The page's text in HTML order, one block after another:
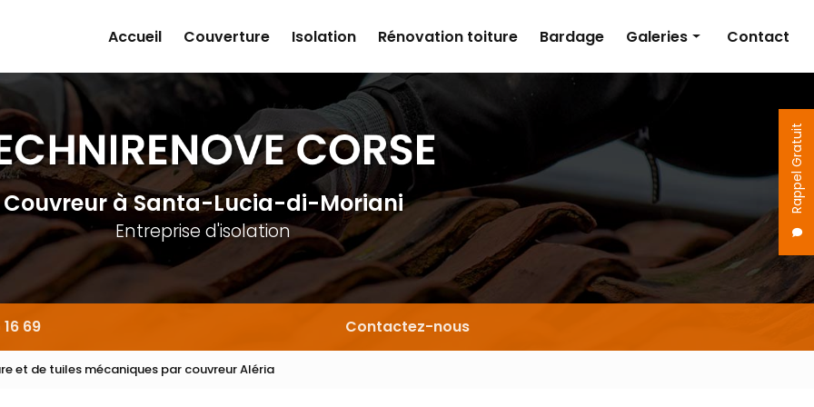
Rappel Gratuit
Accueil
Couverture Isolation Rénovation toiture Bardage Galeries
Rénovation toiture
Bardage
Contact
Couvreurà Santa-Lucia-di-Moriani
Entreprise d'isolation
69 Contactez-nous
et de tuiles mécaniques par couvreur Aléria